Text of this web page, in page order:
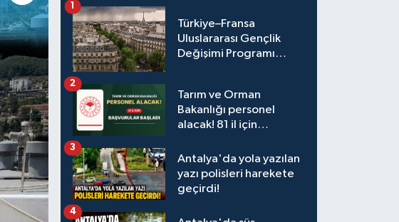
Türkiye–Fransa
Uluslararası Gençlik
Değişimi Programı
1
Tarım ve Orman
Bakanlığı personel
alacak! 81 il için
2
Antalya'da yola yazılan
yazı polisleri harekete
geçirdi!
3
4